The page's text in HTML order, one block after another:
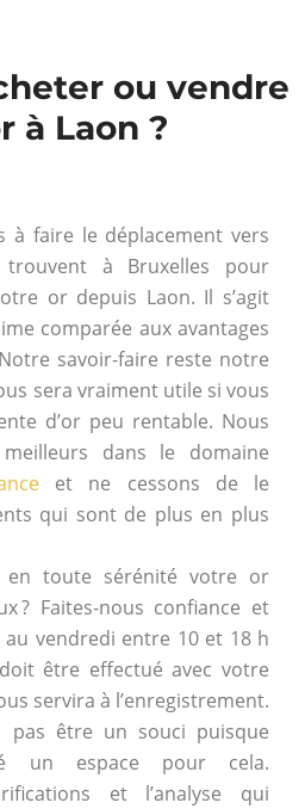
ou vendre
à Laon ?
à faire le déplacement vers
à Bruxelles pour
or depuis Laon. Il s’agit
comparée aux avantages
savoir-faire reste notre
sera vraiment utile si vous
d’or peu rentable. Nous
dans le domaine
et ne cessons de le
qui sont de plus en plus
en toute sérénité votre or
? Faites-nous confiance et
vendredi entre 10 et 18 h
être effectué avec votre
servira à l’enregistrement.
pas être un souci puisque
un espace pour cela.
et l’analyse qui